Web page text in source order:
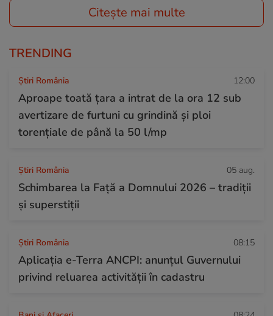
Citește mai multe
TRENDING
Știri România 12:00
Aproape toată țara a intrat de la ora 12 sub
avertizare de furtuni cu grindină și ploi
torențiale de până la 50 l/mp
Știri România 05 aug.
Schimbarea la Față a Domnului 2026 – tradiții
și superstiții
Știri România 08:15
Aplicația e-Terra ANCPI: anunțul Guvernului
privind reluarea activității în cadastru